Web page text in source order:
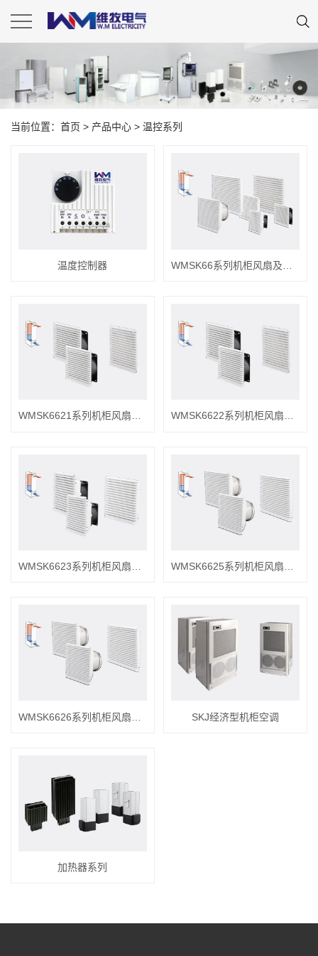
当前位置： 首页 > 产品中心 > 温控系列
温度控制器
WMSK6621系列机柜风扇及过滤器 WMSK6622系列机柜风扇及过滤器
SKJ经济型机柜空调
加热器系列